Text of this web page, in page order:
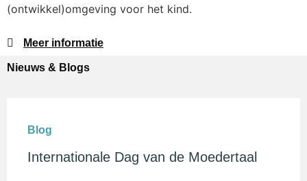
(ontwikkel)omgeving voor het kind.
Meer informatie
Nieuws & Blogs
Blog
Internationale Dag van de Moedertaal